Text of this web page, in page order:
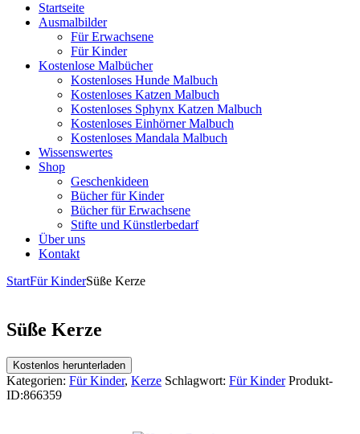
Startseite
Ausmalbilder
Für Erwachsene
Für Kinder
Kostenlose Malbücher
Kostenloses Hunde Malbuch
Kostenloses Katzen Malbuch
Kostenloses Sphynx Katzen Malbuch
Kostenloses Einhörner Malbuch
Kostenloses Mandala Malbuch
Wissenswertes
Shop
Geschenkideen
Bücher für Kinder
Bücher für Erwachsene
Stifte und Künstlerbedarf
Über uns
Kontakt
StartFür KinderSüße Kerze
Süße Kerze
Kostenlos herunterladen
Kategorien: Für Kinder, Kerze Schlagwort: Für Kinder Produkt-
ID:866359